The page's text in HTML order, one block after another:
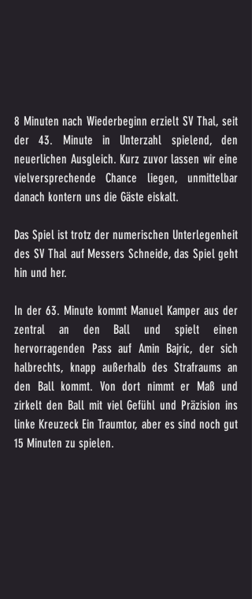
8 Minuten nach Wiederbeginn erzielt SV Thal, seit
der 43. Minute in Unterzahl spielend, den
neuerlichen Ausgleich. Kurz zuvor lassen wir eine
vielversprechende Chance liegen, unmittelbar
danach kontern uns die Gäste eiskalt.
Das Spiel ist trotz der numerischen Unterlegenheit
des SV Thal auf Messers Schneide, das Spiel geht
hin und her.
In der 63. Minute kommt Manuel Kamper aus der
zentral an den Ball und spielt einen
hervorragenden Pass auf Amin Bajric, der sich
halbrechts, knapp außerhalb des Strafraums an
den Ball kommt. Von dort nimmt er Maß und
zirkelt den Ball mit viel Gefühl und Präzision ins
linke Kreuzeck Ein Traumtor, aber es sind noch gut
15 Minuten zu spielen.